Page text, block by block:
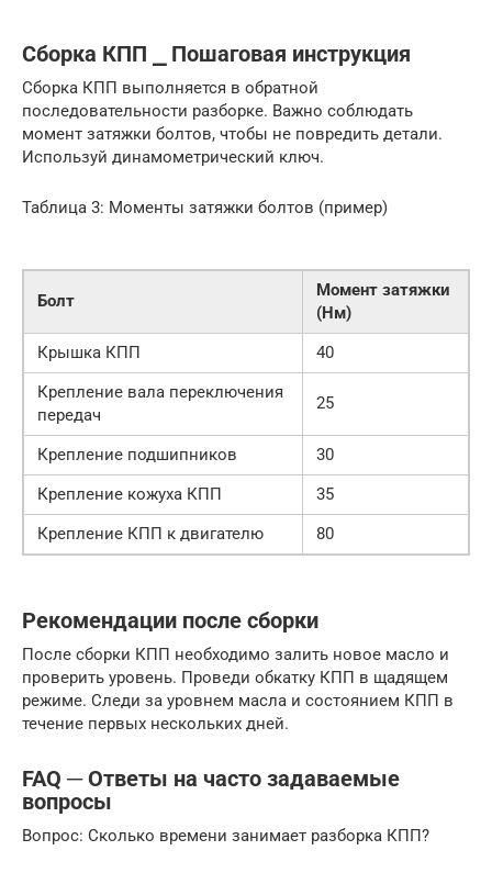
Сборка КПП ⎯ Пошаговая инструкция
Сборка КПП выполняется в обратной
последовательности разборке. Важно соблюдать
момент затяжки болтов, чтобы не повредить детали.
Используй динамометрический ключ.
Таблица 3: Моменты затяжки болтов (пример)
Болт
Момент затяжки
(Нм)
Крышка КПП
40
Крепление вала переключения
передач
25
Крепление подшипников
30
Крепление кожуха КПП
35
Крепление КПП к двигателю
80
Рекомендации после сборки
После сборки КПП необходимо залить новое масло и
проверить уровень. Проведи обкатку КПП в щадящем
режиме. Следи за уровнем масла и состоянием КПП в
течение первых нескольких дней.
FAQ ─ Ответы на часто задаваемые
вопросы
Вопрос: Сколько времени занимает разборка КПП?